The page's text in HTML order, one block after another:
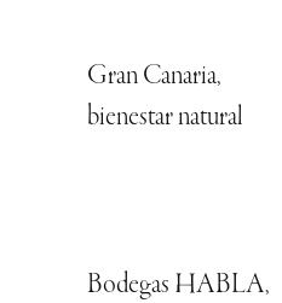
Gran Canaria,
bienestar natural
Bodegas HABLA,